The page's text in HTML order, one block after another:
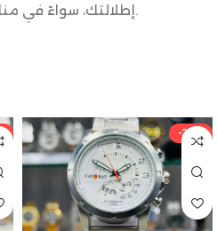
إطلالتك، سواءً في مناسبة رسمية أو في بيئة عمل.
-29%